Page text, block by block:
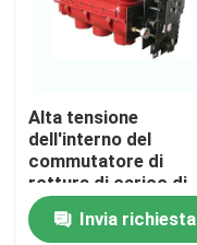
Casa
Prodotti
Alta tensione
dell'interno del
commutatore di
rottura di carico di
11kv 12kV SF6
Invia richiesta